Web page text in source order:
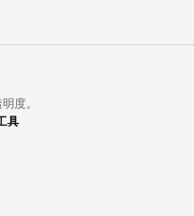
度。
具